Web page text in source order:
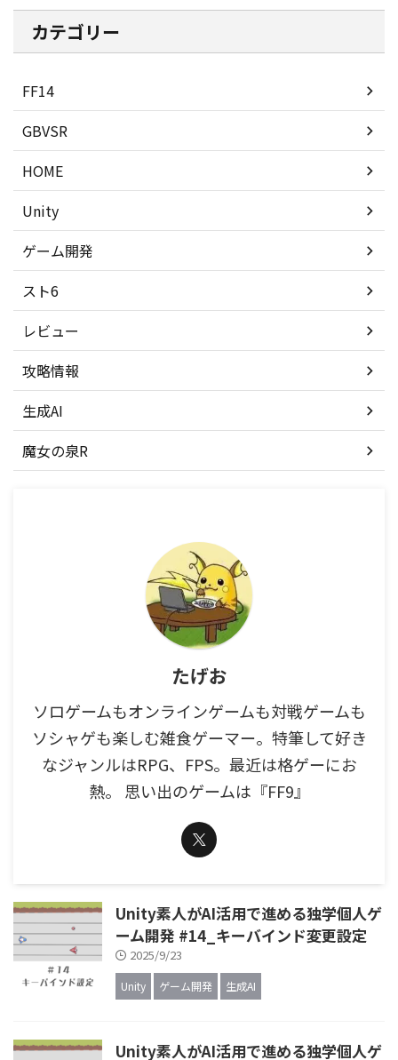
カテゴリー
FF14
GBVSR
HOME
Unity
ゲーム開発
スト6
レビュー
攻略情報
生成AI
魔女の泉R
たげお
ソロゲームもオンラインゲームも対戦ゲームも
ソシャゲも楽しむ雑食ゲーマー。特筆して好き
なジャンルはRPG、FPS。最近は格ゲーにお
熱。 思い出のゲームは『FF9』
Unity素人がAI活用で進める独学個人ゲ
ーム開発 #14_キーバインド変更設定
2025/9/23
Unity ゲーム開発 生成AI
Unity素人がAI活用で進める独学個人ゲ